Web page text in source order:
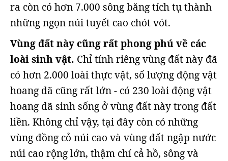
ra còn có hơn 7.000 sông băng tích tụ thành
những ngọn núi tuyết cao chót vót.
Vùng đất này cũng rất phong phú về các
loài sinh vật. Chỉ tính riêng vùng đất này đã
có hơn 2.000 loài thực vật, số lượng động vật
hoang dã cũng rất lớn - có 230 loài động vật
hoang dã sinh sống ở vùng đất này trong đất
liền. Không chỉ vậy, tại đây còn có những
vùng đồng cỏ núi cao và vùng đất ngập nước
núi cao rộng lớn, thậm chí cả hồ, sông và